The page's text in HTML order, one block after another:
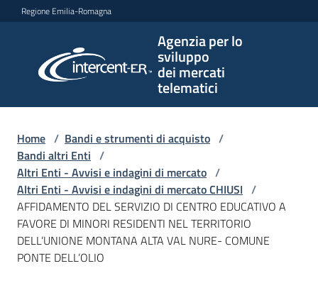
Vai al contenuto
Vai alla navigazione
Vai al footer
Regione Emilia-Romagna
Agenzia per lo
sviluppo
dei mercati
telematici
per lo
sviluppo
telematici
L'Agenzia
Bandi
Home / Bandi e strumenti di acquisto /
Bandi altri Enti /
Altri Enti - Avvisi e indagini di mercato /
Altri Enti - Avvisi e indagini di mercato CHIUSI /
AFFIDAMENTO DEL SERVIZIO DI CENTRO EDUCATIVO A
FAVORE DI MINORI RESIDENTI NEL TERRITORIO
DELL’UNIONE MONTANA ALTA VAL NURE- COMUNE
PONTE DELL’OLIO